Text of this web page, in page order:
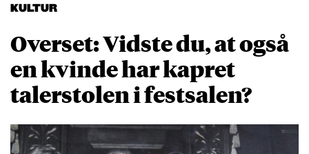
KULTUR
Overset: Vidste du, at også
en kvinde har kapret
talerstolen i festsalen?